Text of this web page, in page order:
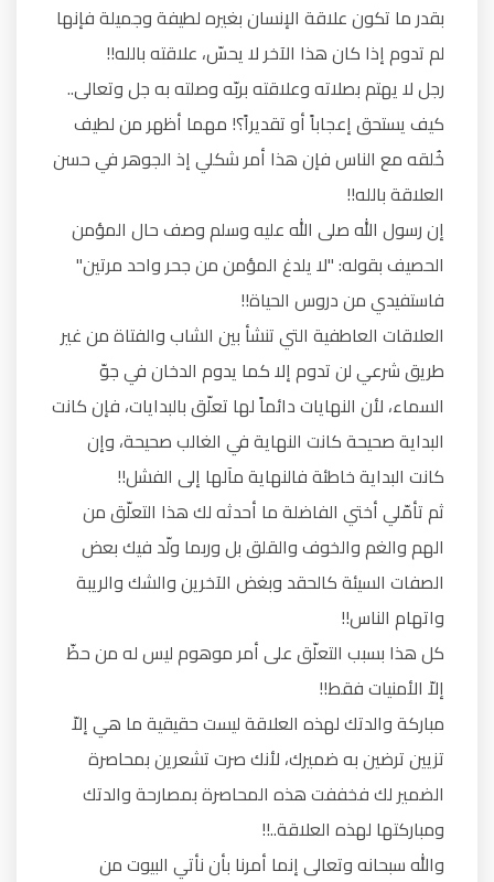
بقدر ما تكون علاقة الإنسان بغيره لطيفة وجميلة فإنها
لم تدوم إذا كان هذا الآخر لا يحسّ، علاقته بالله!!
رجل لا يهتم بصلاته وعلاقته بربّه وصلته به جل وتعالى..
كيف يستحق إعجاباً أو تقديراً؟! مهما أظهر من لطيف
خُلقه مع الناس فإن هذا أمر شكلي إذ الجوهر في حسن
العلاقة بالله!!
إن رسول الله صلى الله عليه وسلم وصف حال المؤمن
الحصيف بقوله: "لا يلدغ المؤمن من جحر واحد مرتين"
فاستفيدي من دروس الحياة!!
العلاقات العاطفية التي تنشأ بين الشاب والفتاة من غير
طريق شرعي لن تدوم إلا كما يدوم الدخان في جوّ
السماء، لأن النهايات دائماً لها تعلّق بالبدايات، فإن كانت
البداية صحيحة كانت النهاية في الغالب صحيحة، وإن
كانت البداية خاطئة فالنهاية مآلها إلى الفشل!!
ثم تأمّلي أختي الفاضلة ما أحدثه لك هذا التعلّق من
الهم والغم والخوف والقلق بل وربما ولّد فيك بعض
الصفات السيئة كالحقد وبغض الآخرين والشك والريبة
واتهام الناس!!
كل هذا بسبب التعلّق على أمر موهوم ليس له من حظّ
إلاّ الأمنيات فقط!!
مباركة والدتك لهذه العلاقة ليست حقيقية ما هي إلاّ
تزيين ترضين به ضميرك، لأنك صرت تشعرين بمحاصرة
الضمير لك فخففت هذه المحاصرة بمصارحة والدتك
ومباركتها لهذه العلاقة..!!
والله سبحانه وتعالى إنما أمرنا بأن نأتي البيوت من